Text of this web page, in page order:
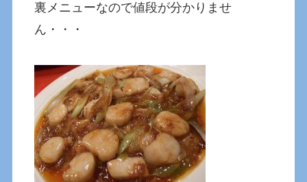
裏メニューなので値段が分かりませ
ん・・・